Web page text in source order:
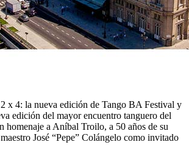
x 4: la nueva edición de Tango BA Festival y
edición del mayor encuentro tanguero del
homenaje a Aníbal Troilo, a 50 años de su
José “Pepe” Colángelo como invitado